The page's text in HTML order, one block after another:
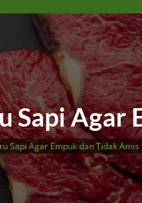
Sapi Agar
Sapi Agar Empuk dan Tidak Amis